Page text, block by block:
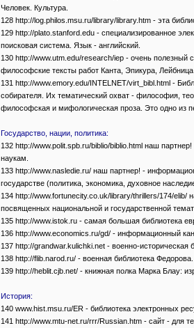
Человек. Культура.
128 http://log.philos.msu.ru/library/library.htm - эта
129 http://plato.stanford.edu - специализированное
поисковая система. Язык - английский.
130 http://www.utm.edu/research/iep - очень
философские тексты работ Канта, Эпикура,
131 http://www.emory.edu/INTELNET/virt_bibl.html -
собирателя. Их тематический охват - философия,
философская и мифологическая проза. Это одно из
Государство, нации, политика:
132 http://www.polit.spb.ru/biblio/biblio.html наш
наукам.
133 http://www.nasledie.ru/ наш партнер! -
государстве (политика, экономика, духовное
134 http://www.fortunecity.co.uk/library/thrillers/174/elib/
посвященных национальной и государственной
135 http://www.istok.ru - самая большая библиотека
136 http://www.economics.ru/gd/ - информационный
137 http://grandwar.kulichki.net - военно-
138 http://flib.narod.ru/ - военная библиотека
139 http://heblit.cjb.net/ - книжная полка Марка Блау:
История:
140 www.hist.msu.ru/ER - библиотека электронных
141 http://www.mtu-net.ru/rrr/Russian.htm - сайт - для